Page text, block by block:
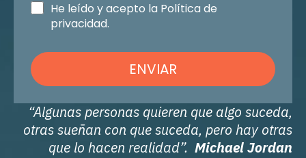
He leído y acepto la Política de
privacidad.
ENVIAR
“Algunas personas quieren que algo suceda,
otras sueñan con que suceda, pero hay otras
que lo hacen realidad”. Michael Jordan